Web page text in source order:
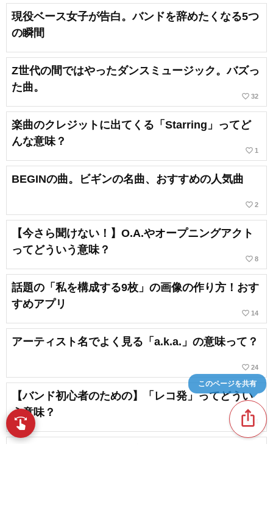
現役ベース女子が告白。バンドを辞めたくなる5つ
の瞬間
Z世代の間ではやったダンスミュージック。バズっ
た曲。
favorite_border 32
楽曲のクレジットに出てくる「Starring」ってど
んな意味？
favorite_border 1
BEGINの曲。ビギンの名曲、おすすめの人気曲
favorite_border 2
【今さら聞けない！】O.A.やオープニングアクト
ってどういう意味？
favorite_border 8
話題の「私を構成する9枚」の画像の作り方！おす
すめアプリ
favorite_border 14
アーティスト名でよく見る「a.k.a.」の意味って？
favorite_border 24
【バンド初心者のための】「レコ発」ってどうい
う意味？
favorite_border
ios_share
このページを共有
swipe 指先で音楽をブラウズ